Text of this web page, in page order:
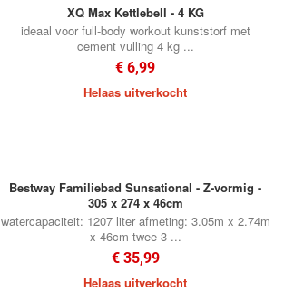
XQ Max Kettlebell - 4 KG
ideaal voor full-body workout kunststorf met
cement vulling 4 kg ...
€ 6,99
Helaas uitverkocht
Bestway Familiebad Sunsational - Z-vormig -
305 x 274 x 46cm
watercapaciteit: 1207 liter afmeting: 3.05m x 2.74m
x 46cm twee 3-...
€ 35,99
Helaas uitverkocht